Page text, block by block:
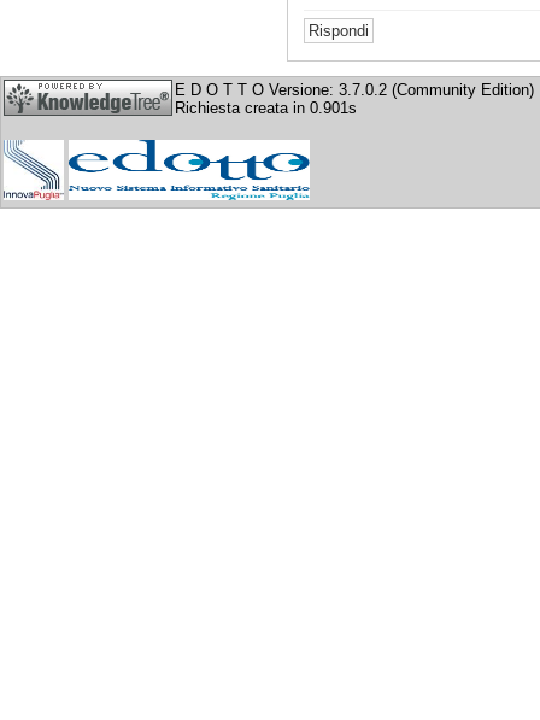
E D O T T O Versione: 3.7.0.2 (Community Edition)
Richiesta creata in 0.901s